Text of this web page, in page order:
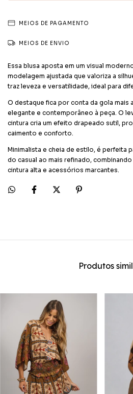
MEIOS DE PAGAMENTO
MEIOS DE ENVIO
Essa blusa aposta em um visual
modelagem ajustada que valoriza a
traz leveza e versatilidade, ideal para
O destaque fica por conta da gola mais
elegante e contemporâneo à peça. O
cintura cria um efeito drapeado sutil,
caimento e conforto.
Minimalista e cheia de estilo, é perfeita
do casual ao mais refinado,
cintura alta e acessórios marcantes.
Produtos